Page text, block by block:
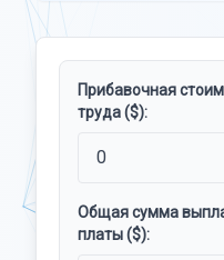
Прибавочная
труда ($):
Общая сумма
платы ($):